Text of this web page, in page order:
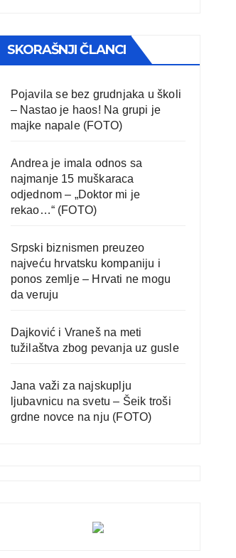
SKORAŠNJI ČLANCI
Pojavila se bez grudnjaka u školi
– Nastao je haos! Na grupi je
majke napale (FOTO)
Andrea je imala odnos sa
najmanje 15 muškaraca
odjednom – „Doktor mi je
rekao…“ (FOTO)
Srpski biznismen preuzeo
najveću hrvatsku kompaniju i
ponos zemlje – Hrvati ne mogu
da veruju
Dajković i Vraneš na meti
tužilaštva zbog pevanja uz gusle
Jana važi za najskuplju
ljubavnicu na svetu – Šeik troši
grdne novce na nju (FOTO)